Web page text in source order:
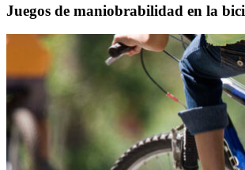
Juegos de maniobrabilidad en la bici